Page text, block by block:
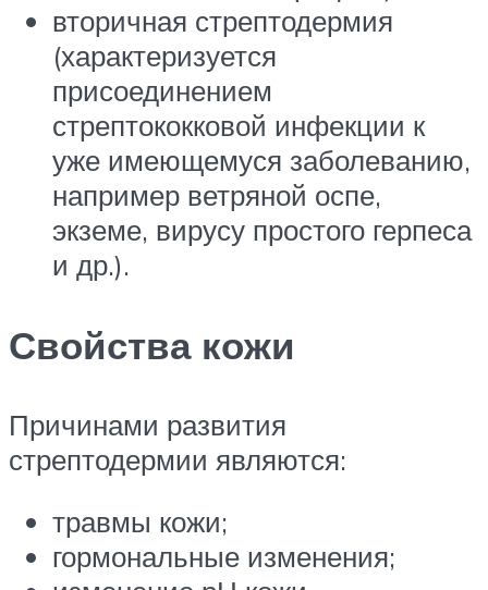
вторичная стрептодермия
(характеризуется
присоединением
стрептококковой инфекции к
уже имеющемуся заболеванию,
например ветряной оспе,
экземе, вирусу простого герпеса
и др.).
Свойства кожи
Причинами развития
стрептодермии являются:
травмы кожи;
гормональные изменения;